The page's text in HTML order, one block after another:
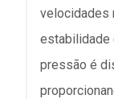
velocidades
estabilidade
pressão é